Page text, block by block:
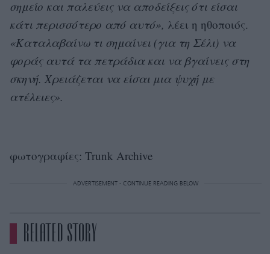
σημείο και παλεύεις να αποδείξεις ότι είσαι
κάτι περισσότερο από αυτό», λέει η ηθοποιός.
«Καταλαβαίνω τι σημαίνει (για τη Σέλι) να
φοράς αυτά τα πετράδια και να βγαίνεις στη
σκηνή. Χρειάζεται να είσαι μια ψυχή με
ατέλειες».
φωτογραφίες: Trunk Archive
ADVERTISEMENT - CONTINUE READING BELOW
RELATED STORY